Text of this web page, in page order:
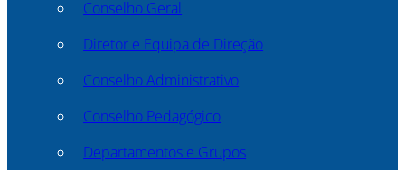
Conselho Geral
Diretor e Equipa de Direção
Conselho Administrativo
Conselho Pedagógico
Departamentos e Grupos